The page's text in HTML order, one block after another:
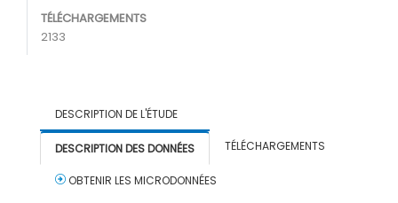
TÉLÉCHARGEMENTS
2133
DESCRIPTION DE L'ÉTUDE
DESCRIPTION DES DONNÉES TÉLÉCHARGEMENTS
OBTENIR LES MICRODONNÉES